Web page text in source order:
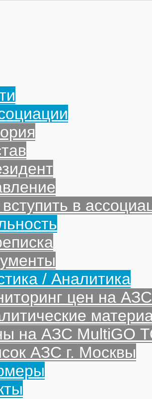
вступить в
/ Аналитика
цен на
на АЗС MultiGO
АЗС г. Москвы